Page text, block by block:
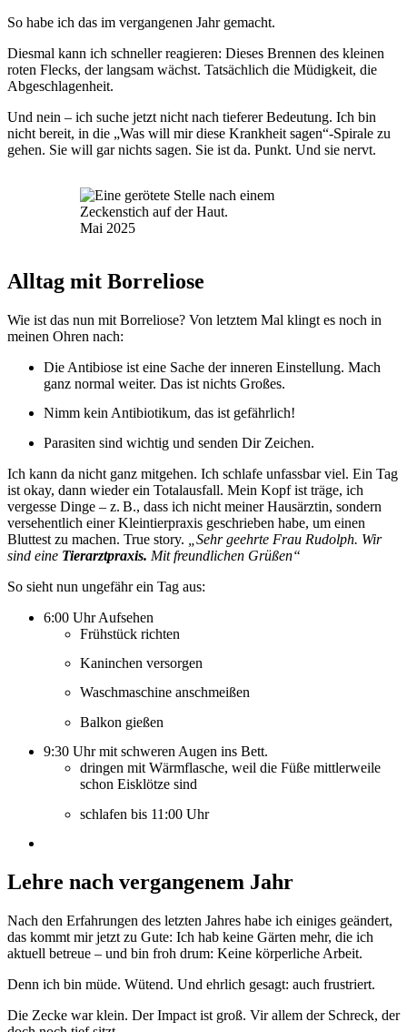
So habe ich das im vergangenen Jahr gemacht.
Diesmal kann ich schneller reagieren: Dieses Brennen des kleinen
roten Flecks, der langsam wächst. Tatsächlich die Müdigkeit, die
Abgeschlagenheit.
Und nein – ich suche jetzt nicht nach tieferer Bedeutung. Ich bin
nicht bereit, in die „Was will mir diese Krankheit sagen“-Spirale zu
gehen. Sie will gar nichts sagen. Sie ist da. Punkt. Und sie nervt.
Mai 2025
Alltag mit Borreliose
Wie ist das nun mit Borreliose? Von letztem Mal klingt es noch in
meinen Ohren nach:
Die Antibiose ist eine Sache der inneren Einstellung. Mach
ganz normal weiter. Das ist nichts Großes.
Nimm kein Antibiotikum, das ist gefährlich!
Parasiten sind wichtig und senden Dir Zeichen.
Ich kann da nicht ganz mitgehen. Ich schlafe unfassbar viel. Ein Tag
ist okay, dann wieder ein Totalausfall. Mein Kopf ist träge, ich
vergesse Dinge – z. B., dass ich nicht meiner Hausärztin, sondern
versehentlich einer Kleintierpraxis geschrieben habe, um einen
Bluttest zu machen. True story.
„Sehr geehrte Frau Rudolph. Wir
sind eine Tierarztpraxis. Mit freundlichen Grüßen“
So sieht nun ungefähr ein Tag aus:
6:00 Uhr Aufsehen
Frühstück richten
Kaninchen versorgen
Waschmaschine anschmeißen
Balkon gießen
9:30 Uhr mit schweren Augen ins Bett.
dringen mit Wärmflasche, weil die Füße mittlerweile
schon Eisklötze sind
schlafen bis 11:00 Uhr
Lehre nach vergangenem Jahr
Nach den Erfahrungen des letzten Jahres habe ich einiges geändert,
das kommt mir jetzt zu Gute: Ich hab keine Gärten mehr, die ich
aktuell betreue – und bin froh drum: Keine körperliche Arbeit.
Denn ich bin müde. Wütend. Und ehrlich gesagt: auch frustriert.
Die Zecke war klein. Der Impact ist groß. Vir allem der Schreck, der